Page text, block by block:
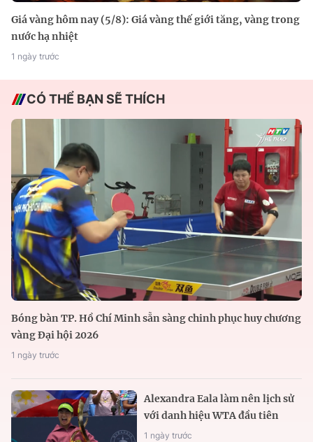
Giá vàng hôm nay (5/8): Giá vàng thế giới tăng, vàng trong
nước hạ nhiệt
1 ngày trước
CÓ THỂ BẠN SẼ THÍCH
Bóng bàn TP. Hồ Chí Minh sẵn sàng chinh phục huy chương
vàng Đại hội 2026
1 ngày trước
Alexandra Eala làm nên lịch sử
với danh hiệu WTA đầu tiên
1 ngày trước